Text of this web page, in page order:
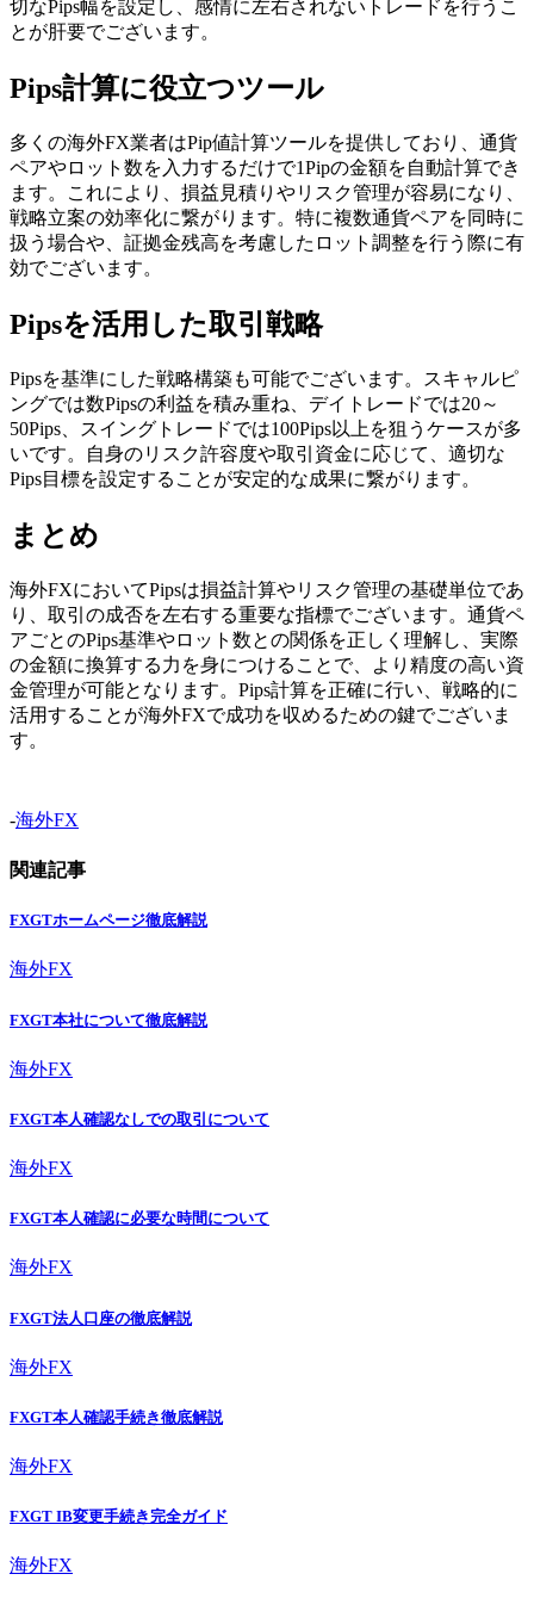
切なPips幅を設定し、感情に左右されないトレードを行うこ
とが肝要でございます。
Pips計算に役立つツール
多くの海外FX業者はPip値計算ツールを提供しており、通貨
ペアやロット数を入力するだけで1Pipの金額を自動計算でき
ます。これにより、損益見積りやリスク管理が容易になり、
戦略立案の効率化に繋がります。特に複数通貨ペアを同時に
扱う場合や、証拠金残高を考慮したロット調整を行う際に有
効でございます。
Pipsを活用した取引戦略
Pipsを基準にした戦略構築も可能でございます。スキャルピ
ングでは数Pipsの利益を積み重ね、デイトレードでは20～
50Pips、スイングトレードでは100Pips以上を狙うケースが多
いです。自身のリスク許容度や取引資金に応じて、適切な
Pips目標を設定することが安定的な成果に繋がります。
まとめ
海外FXにおいてPipsは損益計算やリスク管理の基礎単位であ
り、取引の成否を左右する重要な指標でございます。通貨ペ
アごとのPips基準やロット数との関係を正しく理解し、実際
の金額に換算する力を身につけることで、より精度の高い資
金管理が可能となります。Pips計算を正確に行い、戦略的に
活用することが海外FXで成功を収めるための鍵でございま
す。
-海外FX
関連記事
FXGTホームページ徹底解説
海外FX
FXGT本社について徹底解説
海外FX
FXGT本人確認なしでの取引について
海外FX
FXGT本人確認に必要な時間について
海外FX
FXGT法人口座の徹底解説
海外FX
FXGT本人確認手続き徹底解説
海外FX
FXGT IB変更手続き完全ガイド
海外FX